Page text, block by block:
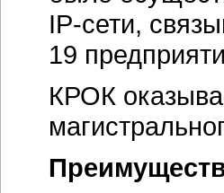
IP-сети,
19
КРОК